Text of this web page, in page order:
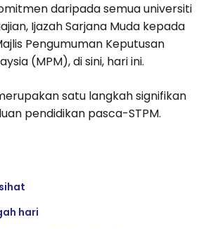
daripada semua universiti
Ijazah Sarjana Muda kepada
Pengumuman Keputusan
(MPM), di sini, hari ini.
satu langkah signifikan
pendidikan pasca-STPM.
hari